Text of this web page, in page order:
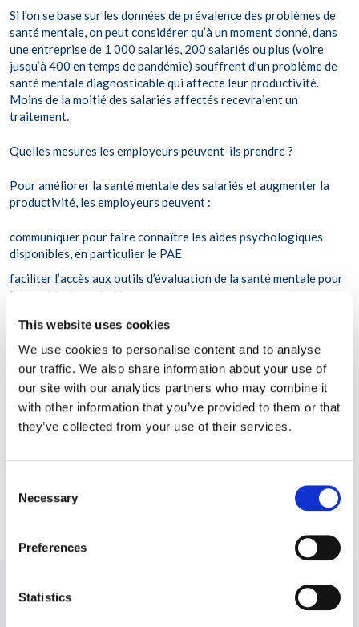
This website uses cookies
We use cookies to personalise content and to analyse
our traffic. We also share information about your use of
our site with our analytics partners who may combine it
with other information that you’ve provided to them or that
they’ve collected from your use of their services.
Selection
Necessary
Preferences
Statistics
Si l’on se base sur les données de prévalence des problèmes de
santé mentale, on peut considérer qu’à un moment donné, dans
une entreprise de 1 000 salariés, 200 salariés ou plus (voire
jusqu’à 400 en temps de pandémie) souffrent d’un problème de
santé mentale diagnosticable qui affecte leur productivité.
Moins de la moitié des salariés affectés recevraient un
traitement.
Quelles mesures les employeurs peuvent-ils prendre ?
Pour améliorer la santé mentale des salariés et augmenter la
productivité, les employeurs peuvent :
communiquer pour faire connaître les aides psychologiques
disponibles, en particulier le PAE
faciliter l’accès aux outils d’évaluation de la santé mentale pour
l’ensemble des salariés
former les managers à reconnaître les signes de problèmes de
offrir une formation en gestion du stress
évaluer les pratiques de travail qui pourraient contribuer au
stress des salariés et à d’autres problèmes de santé mentale
PRÉCÉDENT